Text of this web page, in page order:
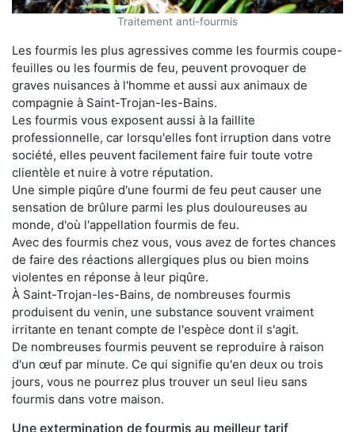
Traitement anti-fourmis
Les fourmis les plus agressives comme les fourmis coupe-
feuilles ou les fourmis de feu, peuvent provoquer de
graves nuisances à l'homme et aussi aux animaux de
compagnie à Saint-Trojan-les-Bains.
Les fourmis vous exposent aussi à la faillite
professionnelle, car lorsqu'elles font irruption dans votre
société, elles peuvent facilement faire fuir toute votre
clientèle et nuire à votre réputation.
Une simple piqûre d'une fourmi de feu peut causer une
sensation de brûlure parmi les plus douloureuses au
monde, d'où l'appellation fourmis de feu.
Avec des fourmis chez vous, vous avez de fortes chances
de faire des réactions allergiques plus ou bien moins
violentes en réponse à leur piqûre.
À Saint-Trojan-les-Bains, de nombreuses fourmis
produisent du venin, une substance souvent vraiment
irritante en tenant compte de l'espèce dont il s'agit.
De nombreuses fourmis peuvent se reproduire à raison
d'un œuf par minute. Ce qui signifie qu'en deux ou trois
jours, vous ne pourrez plus trouver un seul lieu sans
fourmis dans votre maison.
Une extermination de fourmis au meilleur tarif